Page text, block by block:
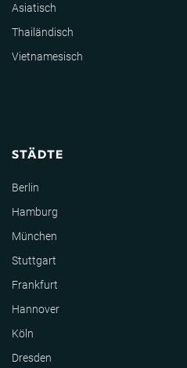
Asiatisch
Thailändisch
Vietnamesisch
STÄDTE
Berlin
Hamburg
München
Stuttgart
Frankfurt
Hannover
Köln
Dresden